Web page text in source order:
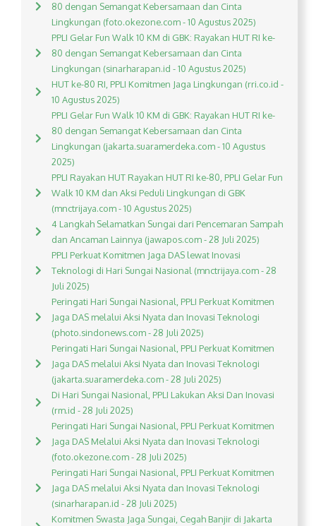
80 dengan Semangat Kebersamaan dan Cinta
Lingkungan (foto.okezone.com - 10 Agustus 2025)
PPLI Gelar Fun Walk 10 KM di GBK: Rayakan HUT RI ke-
80 dengan Semangat Kebersamaan dan Cinta
Lingkungan (sinarharapan.id - 10 Agustus 2025)
HUT ke-80 RI, PPLI Komitmen Jaga Lingkungan (rri.co.id -
10 Agustus 2025)
PPLI Gelar Fun Walk 10 KM di GBK: Rayakan HUT RI ke-
80 dengan Semangat Kebersamaan dan Cinta
Lingkungan (jakarta.suaramerdeka.com - 10 Agustus
2025)
PPLI Rayakan HUT Rayakan HUT RI ke-80, PPLI Gelar Fun
Walk 10 KM dan Aksi Peduli Lingkungan di GBK
(mnctrijaya.com - 10 Agustus 2025)
4 Langkah Selamatkan Sungai dari Pencemaran Sampah
dan Ancaman Lainnya (jawapos.com - 28 Juli 2025)
PPLI Perkuat Komitmen Jaga DAS lewat Inovasi
Teknologi di Hari Sungai Nasional (mnctrijaya.com - 28
Juli 2025)
Peringati Hari Sungai Nasional, PPLI Perkuat Komitmen
Jaga DAS melalui Aksi Nyata dan Inovasi Teknologi
(photo.sindonews.com - 28 Juli 2025)
Peringati Hari Sungai Nasional, PPLI Perkuat Komitmen
Jaga DAS melalui Aksi Nyata dan Inovasi Teknologi
(jakarta.suaramerdeka.com - 28 Juli 2025)
Di Hari Sungai Nasional, PPLI Lakukan Aksi Dan Inovasi
(rm.id - 28 Juli 2025)
Peringati Hari Sungai Nasional, PPLI Perkuat Komitmen
Jaga DAS Melalui Aksi Nyata dan Inovasi Teknologi
(foto.okezone.com - 28 Juli 2025)
Peringati Hari Sungai Nasional, PPLI Perkuat Komitmen
Jaga DAS melalui Aksi Nyata dan Inovasi Teknologi
(sinarharapan.id - 28 Juli 2025)
Komitmen Swasta Jaga Sungai, Cegah Banjir di Jakarta